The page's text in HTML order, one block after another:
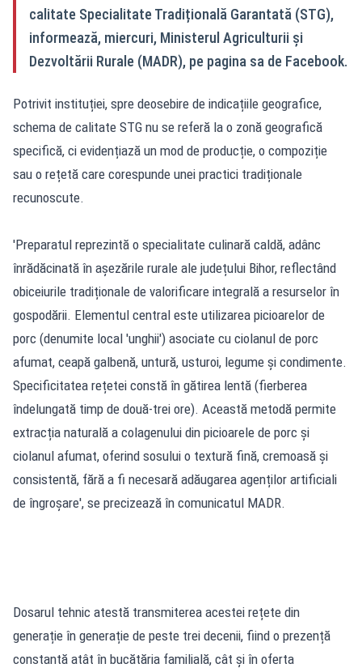
calitate Specialitate Tradițională Garantată (STG),
informează, miercuri, Ministerul Agriculturii și
Dezvoltării Rurale (MADR), pe pagina sa de Facebook.
Potrivit instituției, spre deosebire de indicațiile geografice,
schema de calitate STG nu se referă la o zonă geografică
specifică, ci evidențiază un mod de producție, o compoziție
sau o rețetă care corespunde unei practici tradiționale
recunoscute.
'Preparatul reprezintă o specialitate culinară caldă, adânc
înrădăcinată în așezările rurale ale județului Bihor, reflectând
obiceiurile tradiționale de valorificare integrală a resurselor în
gospodării. Elementul central este utilizarea picioarelor de
porc (denumite local 'unghii') asociate cu ciolanul de porc
afumat, ceapă galbenă, untură, usturoi, legume și condimente.
Specificitatea rețetei constă în gătirea lentă (fierberea
îndelungată timp de două-trei ore). Această metodă permite
extracția naturală a colagenului din picioarele de porc și
ciolanul afumat, oferind sosului o textură fină, cremoasă și
consistentă, fără a fi necesară adăugarea agenților artificiali
de îngroșare', se precizează în comunicatul MADR.
Dosarul tehnic atestă transmiterea acestei rețete din
generație în generație de peste trei decenii, fiind o prezență
constantă atât în bucătăria familială, cât și în oferta